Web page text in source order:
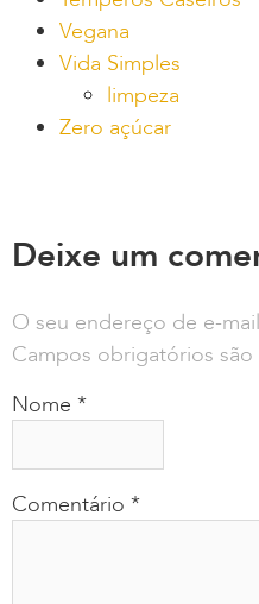
Vegana
Vida Simples
limpeza
Zero açúcar
Deixe um
O seu endereço de e-
Campos obrigatórios
Comentário *
Nome *